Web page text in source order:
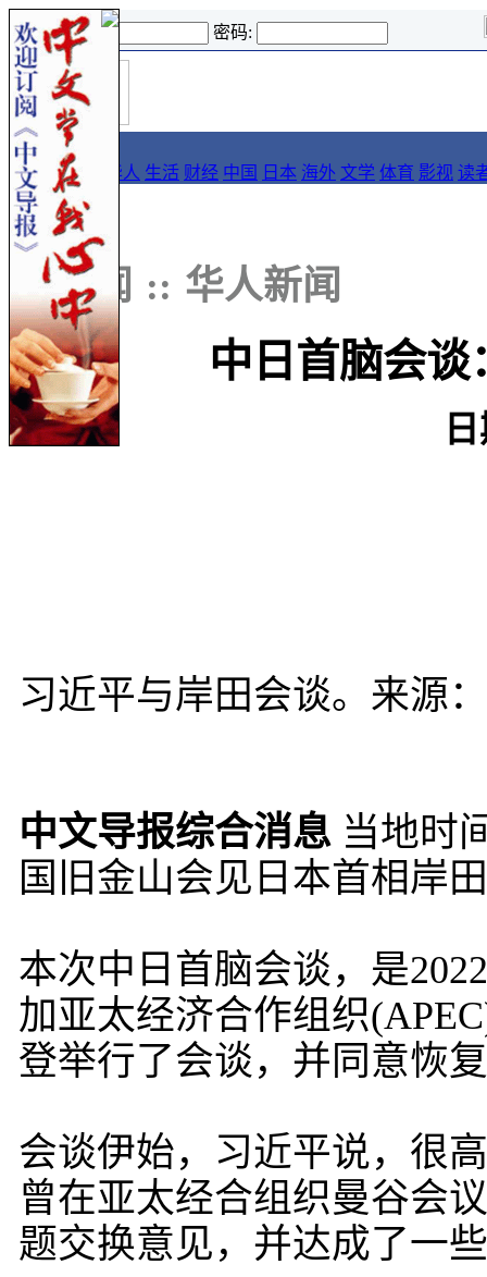
登录名: 密码:
首
页
导报
要闻 论坛 华人 生活 财经 中国 日本 海外 文学 体育 影视 读
::新闻 :: 华人新闻
中日首脑会
习近平与岸田会谈。来源
中文导报综合消息 当地时
国旧金山会见日本首相岸
本次中日首脑会谈，是
加亚太经济合作组织
登举行了会谈，并同意恢
会谈伊始，习近平说，很
曾在亚太经合组织曼谷会
题交换意见，并达成了一